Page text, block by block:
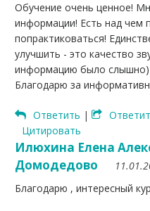
Обучение очень ценное!
информации! Есть над чем
попрактиковаться!
улучшить - это качество
информацию было слышно)
Благодарю за
Ответить |
Цитировать
Илюхина Елена
Домодедово
Благодарю , интересный